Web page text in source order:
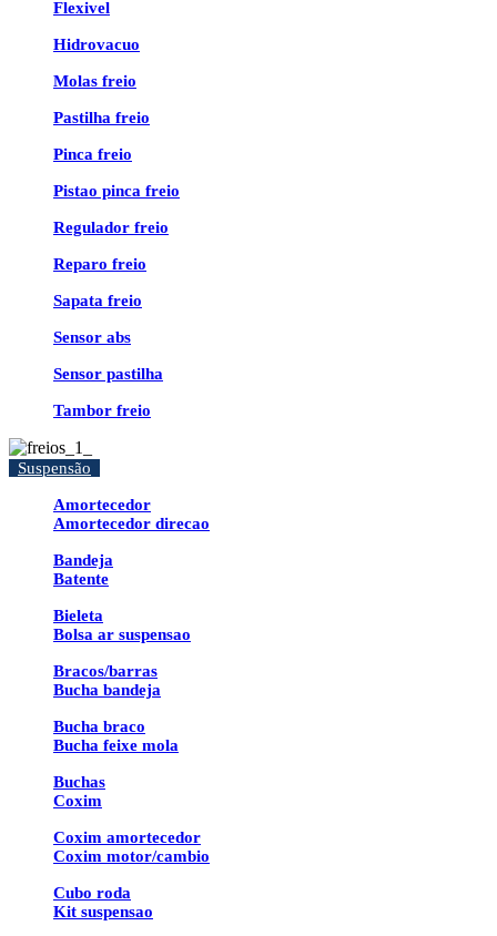
Flexivel
Hidrovacuo
Molas freio
Pastilha freio
Pinca freio
Pistao pinca freio
Regulador freio
Reparo freio
Sapata freio
Sensor abs
Sensor pastilha
Tambor freio
Suspensão
Amortecedor
Amortecedor direcao
Bandeja
Batente
Bieleta
Bolsa ar suspensao
Bracos/barras
Bucha bandeja
Bucha braco
Bucha feixe mola
Buchas
Coxim
Coxim amortecedor
Coxim motor/cambio
Cubo roda
Kit suspensao